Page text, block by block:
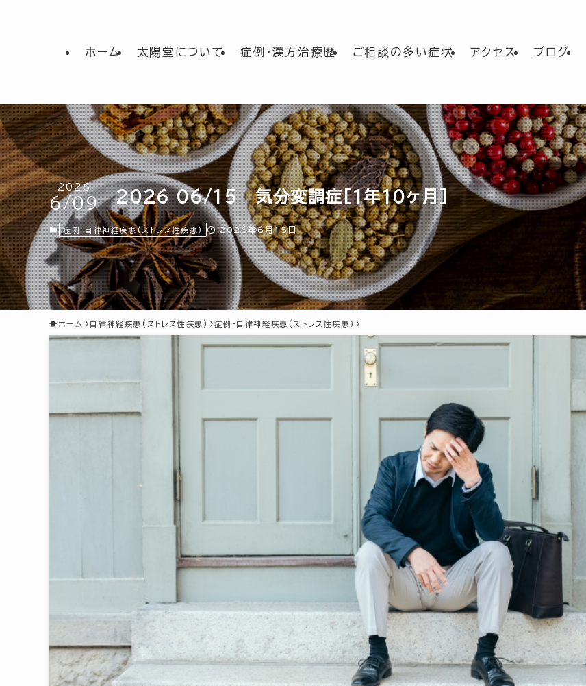
ホーム 太陽堂について 症例・漢方治療歴 ご相談の多い症状 アクセス ブログ
2026 06/15 気分変調症[1年10ヶ月]
2026
6/09
症例-自律神経疾患(ストレス性疾患) 2026年6月15日
ホーム 自律神経疾患(ストレス性疾患) 症例-自律神経疾患(ストレス性疾患)